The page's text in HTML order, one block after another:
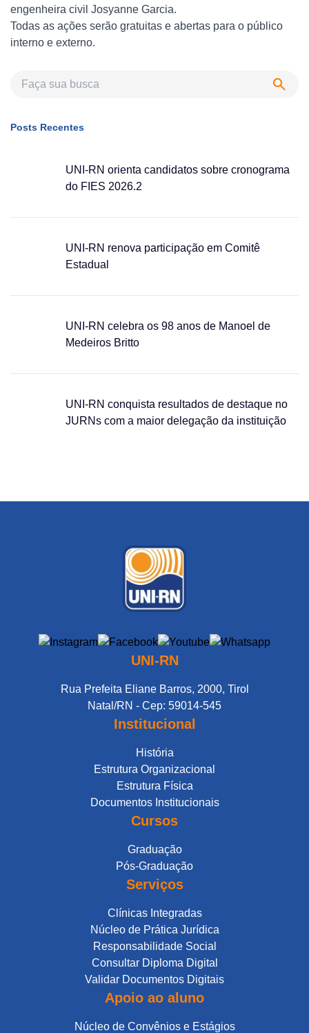
engenheira civil Josyanne Garcia.
Todas as ações serão gratuitas e abertas para o público
interno e externo.
Posts Recentes
UNI-RN orienta candidatos sobre cronograma
do FIES 2026.2
UNI-RN renova participação em Comitê
Estadual
UNI-RN celebra os 98 anos de Manoel de
Medeiros Britto
UNI-RN conquista resultados de destaque no
JURNs com a maior delegação da instituição
UNI-RN
Rua Prefeita Eliane Barros, 2000, Tirol
Natal/RN - Cep: 59014-545
Institucional
História
Estrutura Organizacional
Estrutura Física
Documentos Institucionais
Cursos
Graduação
Pós-Graduação
Serviços
Clínicas Integradas
Núcleo de Prática Jurídica
Responsabilidade Social
Consultar Diploma Digital
Validar Documentos Digitais
Apoio ao aluno
Núcleo de Convênios e Estágios